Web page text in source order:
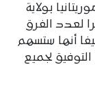
بولاية
لعدد الفرق
أنها ستسهم
التوفيق لجميع